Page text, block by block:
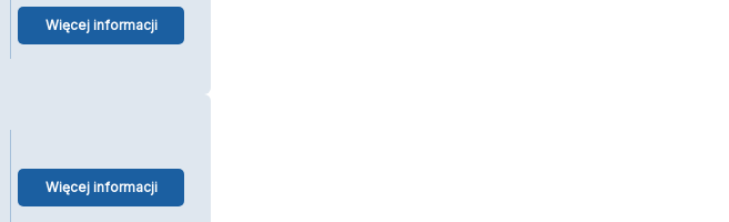
Więcej informacji
Więcej informacji